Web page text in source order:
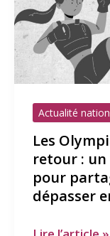
Actualité
Les
retour : un
pour
dépasser
sont
de
retour
un
week-
de
cohésion
pour
partager,
apprendre